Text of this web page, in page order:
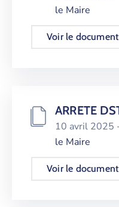
le Maire
Voir le document
ARRETE
10 avril 2025
le Maire
Voir le document